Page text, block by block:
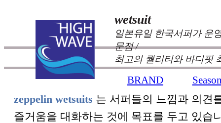
wetsuit
일본유일 한국서퍼가 운
문점 /
최고의 퀄리티와 바디핏
+
BRAND
+
zeppelin wetsuits 는 서퍼들의 느낌과 의견
즐거움을 대화하는 것에 목표를 두고 있